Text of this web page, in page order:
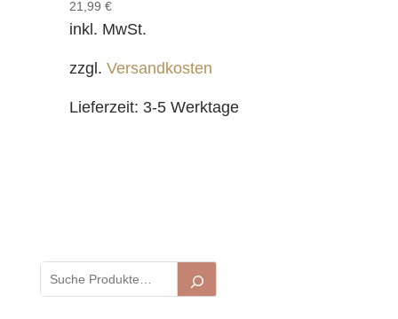
21,99 €
inkl. MwSt.
zzgl. Versandkosten
Lieferzeit: 3-5 Werktage